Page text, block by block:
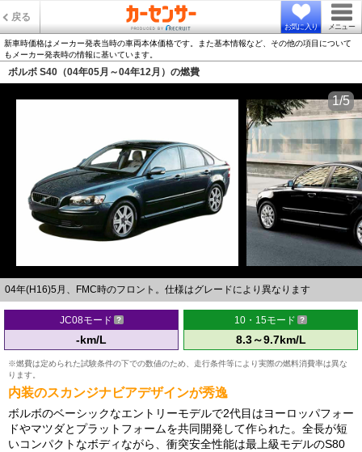
戻る
お気に入り メニュー
新車時価格はメーカー発表当時の車両本体価格です。また基本情報など、その他の項目について
もメーカー発表時の情報に基いています。
ボルボ S40（04年05月～04年12月）の燃費
04年(H16)5月、FMC時のフロント。仕様はグレードにより異なります
1/5
JC08モード
-km/L
10・15モード
8.3～9.7km/L
※燃費は定められた試験条件の下での数値のため、走行条件等により実際の燃料消費率は異な
ります。
内装のスカンジナビアデザインが秀逸
ボルボのベーシックなエントリーモデルで2代目はヨーロッパフォー
ドやマツダとプラットフォームを共同開発して作られた。全長が短
いコンパクトなボディながら、衝突安全性能は最上級モデルのS80